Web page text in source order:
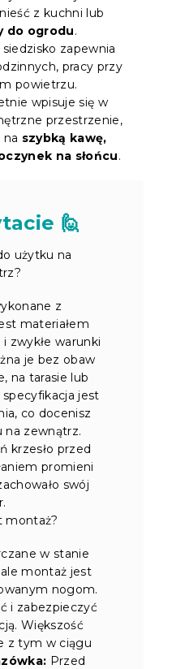
z kuchni lub
do ogrodu.
zapewnia
pracy przy
powietrzu.
wpisuje się w
przestrzenie,
szybką kawę,
na słońcu.
🙋
użytku na
z
materiałem
zwykłe warunki
je bez obaw
na tarasie lub
jest
co docenisz
na zewnątrz.
krzesło przed
promieni
swój
montaż?
w stanie
montaż jest
nogom.
i zabezpieczyć
Większość
z tym w ciągu
Przed